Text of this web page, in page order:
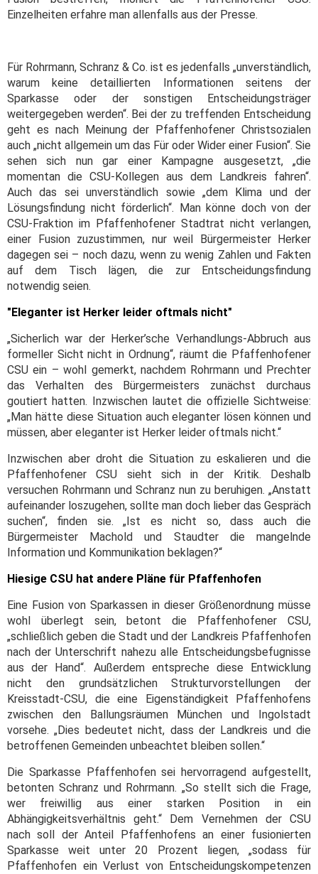
Einzelheiten erfahre man allenfalls aus der Presse.
Für Rohrmann, Schranz & Co. ist es jedenfalls „unverständlich,
warum keine detaillierten Informationen seitens der
Sparkasse oder der sonstigen Entscheidungsträger
weitergegeben werden“. Bei der zu treffenden Entscheidung
geht es nach Meinung der Pfaffenhofener Christsozialen
auch „nicht allgemein um das Für oder Wider einer Fusion“. Sie
sehen sich nun gar einer Kampagne ausgesetzt, „die
momentan die CSU-Kollegen aus dem Landkreis fahren“.
Auch das sei unverständlich sowie „dem Klima und der
Lösungsfindung nicht förderlich“. Man könne doch von der
CSU-Fraktion im Pfaffenhofener Stadtrat nicht verlangen,
einer Fusion zuzustimmen, nur weil Bürgermeister Herker
dagegen sei – noch dazu, wenn zu wenig Zahlen und Fakten
auf dem Tisch lägen, die zur Entscheidungsfindung
notwendig seien.
"Eleganter ist Herker leider oftmals nicht"
„Sicherlich war der Herker’sche Verhandlungs-Abbruch aus
formeller Sicht nicht in Ordnung“, räumt die Pfaffenhofener
CSU ein – wohl gemerkt, nachdem Rohrmann und Prechter
das Verhalten des Bürgermeisters zunächst durchaus
goutiert hatten. Inzwischen lautet die offizielle Sichtweise:
„Man hätte diese Situation auch eleganter lösen können und
müssen, aber eleganter ist Herker leider oftmals nicht.“
Inzwischen aber droht die Situation zu eskalieren und die
Pfaffenhofener CSU sieht sich in der Kritik. Deshalb
versuchen Rohrmann und Schranz nun zu beruhigen. „Anstatt
aufeinander loszugehen, sollte man doch lieber das Gespräch
suchen“, finden sie. „Ist es nicht so, dass auch die
Bürgermeister Machold und Staudter die mangelnde
Information und Kommunikation beklagen?“
Hiesige CSU hat andere Pläne für Pfaffenhofen
Eine Fusion von Sparkassen in dieser Größenordnung müsse
wohl überlegt sein, betont die Pfaffenhofener CSU,
„schließlich geben die Stadt und der Landkreis Pfaffenhofen
nach der Unterschrift nahezu alle Entscheidungsbefugnisse
aus der Hand“. Außerdem entspreche diese Entwicklung
nicht den grundsätzlichen Strukturvorstellungen der
Kreisstadt-CSU, die eine Eigenständigkeit Pfaffenhofens
zwischen den Ballungsräumen München und Ingolstadt
vorsehe. „Dies bedeutet nicht, dass der Landkreis und die
betroffenen Gemeinden unbeachtet bleiben sollen.“
Die Sparkasse Pfaffenhofen sei hervorragend aufgestellt,
betonten Schranz und Rohrmann. „So stellt sich die Frage,
wer freiwillig aus einer starken Position in ein
Abhängigkeitsverhältnis geht.“ Dem Vernehmen der CSU
nach soll der Anteil Pfaffenhofens an einer fusionierten
Sparkasse weit unter 20 Prozent liegen, „sodass für
Pfaffenhofen ein Verlust von Entscheidungskompetenzen